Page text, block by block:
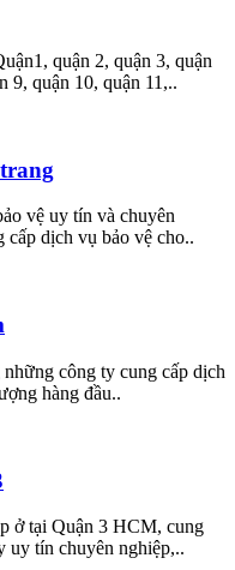
quận 2, quận 3, quận
9, quận 10, quận 11,..
vệ uy tín và chuyên
cấp dịch vụ bảo vệ cho..
công ty cung cấp dịch
hàng đầu..
ở tại Quận 3 HCM, cung
uy tín chuyên nghiệp,..